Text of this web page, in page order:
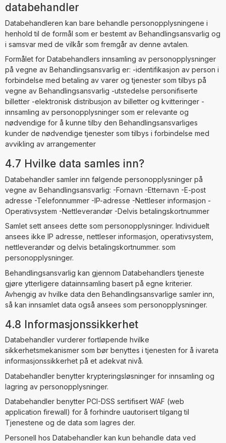
databehandler
Databehandleren kan bare behandle personopplysningene i
henhold til de formål som er bestemt av Behandlingsansvarlig og
i samsvar med de vilkår som fremgår av denne avtalen.
Formålet for Databehandlers innsamling av personopplysninger
på vegne av Behandlingsansvarlig er: -identifikasjon av person i
forbindelse med betaling av varer og tjenester som tilbys på
vegne av Behandlingsansvarlig -utstedelse personifiserte
billetter -elektronisk distribusjon av billetter og kvitteringer -
innsamling av personopplysninger som er relevante og
nødvendige for å kunne tilby den Behandlingsansvarliges
kunder de nødvendige tjenester som tilbys i forbindelse med
avvikling av arrangementer
4.7 Hvilke data samles inn?
Databehandler samler inn følgende personopplysninger på
vegne av Behandlingsansvarlig: -Fornavn -Etternavn -E-post
adresse -Telefonnummer -IP-adresse -Nettleser informasjon -
Operativsystem -Nettleverandør -Delvis betalingskortnummer
Samlet sett ansees dette som personopplysninger. Individuelt
ansees ikke IP adresse, nettleser informasjon, operativsystem,
nettleverandør og delvis betalingskortnummer. som
personopplysninger.
Behandlingsansvarlig kan gjennom Databehandlers tjeneste
gjøre ytterligere datainnsamling basert på egne kriterier.
Avhengig av hvilke data den Behandlingsansvarlige samler inn,
så kan innsamlet data også ansees som personopplysninger.
4.8 Informasjonssikkerhet
Databehandler vurderer fortløpende hvilke
sikkerhetsmekanismer som bør benyttes i tjenesten for å ivareta
informasjonssikkerhet på et adekvat nivå.
Databehandler benytter krypteringsløsninger for innsamling og
lagring av personopplysninger.
Databehandler benytter PCI-DSS sertifisert WAF (web
application firewall) for å forhindre uautorisert tilgang til
Tjenestene og de data som lagres der.
Personell hos Databehandler kan kun behandle data ved